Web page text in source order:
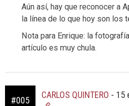
Aún así, hay que reconocer a
la línea de lo que hoy son los
Nota para Enrique: la
artículo es muy chula.
#005
CARLOS QUINTERO - 15